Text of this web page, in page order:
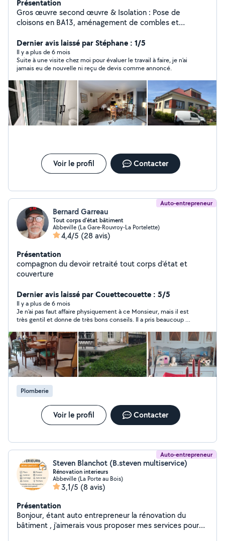
Présentation
Gros œuvre second œuvre & Isolation : Pose de
cloisons en BA13, aménagement de combles et
soignées : Pose de bandes, enduits de ratissage et mise
en peinture (technique Airless pour un rendu
parfaitement lisse et homogène). Revêtements : Pose
de sols et de faïence. Pièces de vie : Création et
aménagement complet de salles de bains et installation
de cuisines équipées. Nous somme couvert par une
assurance décennale. Le déplacement et
l'établissement du devis sont entièrement gratuits.
Dernier avis laissé par Stéphane : 1/5
Il y a plus de 6 mois
Suite à une visite chez moi pour évaluer le travail à faire, je n’ai
jamais eu de nouvelle ni reçu de devis comme annoncé.
Voir le profil Contacter
Auto-entrepreneur
Bernard Garreau
Tout corps d'état bâtiment
Abbeville (La Gare-Rouvroy-La Portelette)
4,4/5 (28 avis)
Présentation
compagnon du devoir retraité tout corps d'état et
couverture
Dernier avis laissé par Couettecouette : 5/5
Il y a plus de 6 mois
Je n’ai pas faut affaire physiquement à ce Monsieur, mais il est
très gentil et donne de très bons conseils. Il a pris beaucoup de
mon problème de plomberie. Merci beaucoup
Plomberie
Voir le profil Contacter
Auto-entrepreneur
Steven Blanchot (B.steven multiservice)
Rénovation interieurs
Abbeville (La Porte au Bois)
3,1/5 (8 avis)
Présentation
Bonjour, étant auto entrepreneur la rénovation du
bâtiment , j'aimerais vous proposer mes services pour